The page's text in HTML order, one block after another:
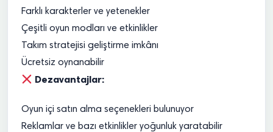
Farklı karakterler ve yetenekler
Çeşitli oyun modları ve etkinlikler
Takım stratejisi geliştirme imkânı
Ücretsiz oynanabilir
Dezavantajlar:
Oyun içi satın alma seçenekleri bulunuyor
Reklamlar ve bazı etkinlikler yoğunluk yaratabilir